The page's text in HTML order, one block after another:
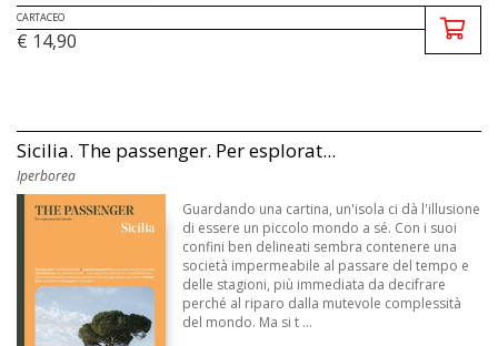
CARTACEO
€ 14,90
Sicilia. The passenger. Per esplorat...
Iperborea
Guardando una cartina, un'isola ci dà l'illusione
di essere un piccolo mondo a sé. Con i suoi
confini ben delineati sembra contenere una
società impermeabile al passare del tempo e
delle stagioni, più immediata da decifrare
perché al riparo dalla mutevole complessità
del mondo. Ma si t ...